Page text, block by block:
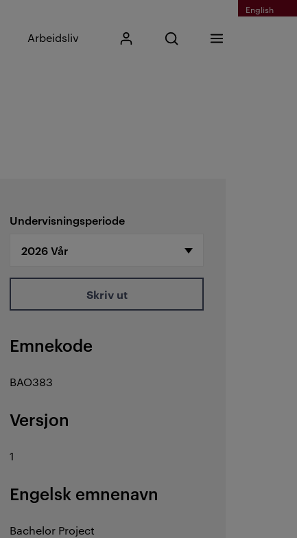
English
Arbeidsliv Mitt KristianiaÅpne søk
Skriv inn søkefrase
Søk
Meny
Undervisningsperiode
Skriv ut
Emnekode
BAO383
Versjon
1
Engelsk emnenavn
Bachelor Project